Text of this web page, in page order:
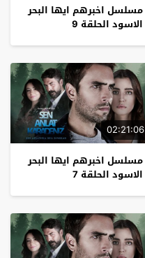
مسلسل اخبرهم ايها البحر
الاسود الحلقة 9
02:21:06
مسلسل اخبرهم ايها البحر
الاسود الحلقة 7